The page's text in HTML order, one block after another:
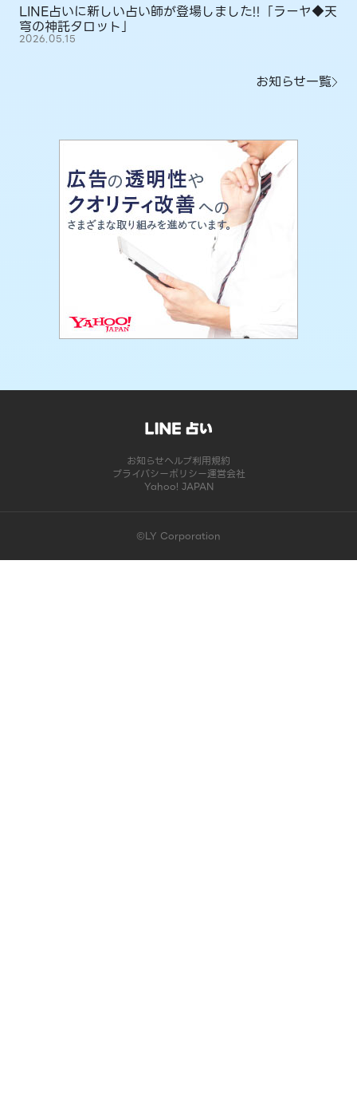
LINE占いに新しい占い師が登場しました!!「ラーヤ◆天
穹の神託タロット」
2026.05.15
お知らせ一覧
お知らせヘルプ利用規約
プライバシーポリシー運営会社
Yahoo! JAPAN
©LY Corporation
このコンテンツは掲載が終了しました | LINE占い